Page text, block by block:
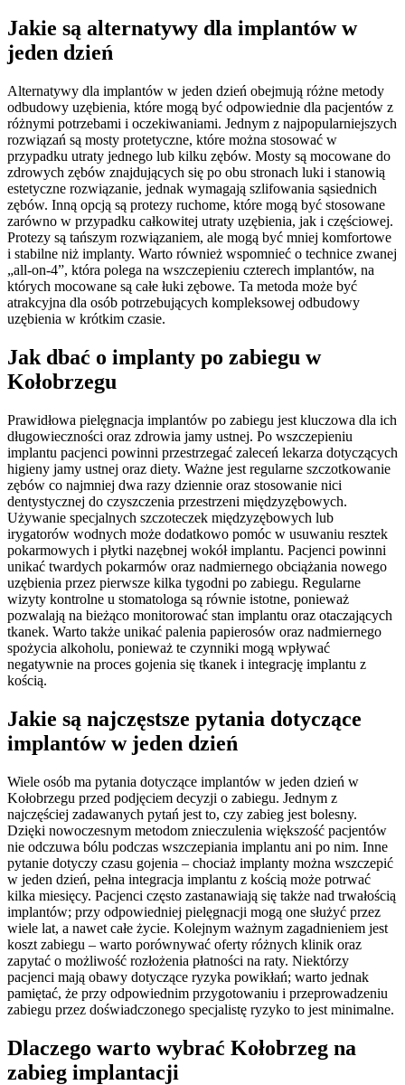
Jakie są alternatywy dla implantów w
jeden dzień
Alternatywy dla implantów w jeden dzień obejmują różne metody
odbudowy uzębienia, które mogą być odpowiednie dla pacjentów z
różnymi potrzebami i oczekiwaniami. Jednym z najpopularniejszych
rozwiązań są mosty protetyczne, które można stosować w
przypadku utraty jednego lub kilku zębów. Mosty są mocowane do
zdrowych zębów znajdujących się po obu stronach luki i stanowią
estetyczne rozwiązanie, jednak wymagają szlifowania sąsiednich
zębów. Inną opcją są protezy ruchome, które mogą być stosowane
zarówno w przypadku całkowitej utraty uzębienia, jak i częściowej.
Protezy są tańszym rozwiązaniem, ale mogą być mniej komfortowe
i stabilne niż implanty. Warto również wspomnieć o technice zwanej
„all-on-4”, która polega na wszczepieniu czterech implantów, na
których mocowane są całe łuki zębowe. Ta metoda może być
atrakcyjna dla osób potrzebujących kompleksowej odbudowy
uzębienia w krótkim czasie.
Jak dbać o implanty po zabiegu w
Kołobrzegu
Prawidłowa pielęgnacja implantów po zabiegu jest kluczowa dla ich
długowieczności oraz zdrowia jamy ustnej. Po wszczepieniu
implantu pacjenci powinni przestrzegać zaleceń lekarza dotyczących
higieny jamy ustnej oraz diety. Ważne jest regularne szczotkowanie
zębów co najmniej dwa razy dziennie oraz stosowanie nici
dentystycznej do czyszczenia przestrzeni międzyzębowych.
Używanie specjalnych szczoteczek międzyzębowych lub
irygatorów wodnych może dodatkowo pomóc w usuwaniu resztek
pokarmowych i płytki nazębnej wokół implantu. Pacjenci powinni
unikać twardych pokarmów oraz nadmiernego obciążania nowego
uzębienia przez pierwsze kilka tygodni po zabiegu. Regularne
wizyty kontrolne u stomatologa są równie istotne, ponieważ
pozwalają na bieżąco monitorować stan implantu oraz otaczających
tkanek. Warto także unikać palenia papierosów oraz nadmiernego
spożycia alkoholu, ponieważ te czynniki mogą wpływać
negatywnie na proces gojenia się tkanek i integrację implantu z
kością.
Jakie są najczęstsze pytania dotyczące
implantów w jeden dzień
Wiele osób ma pytania dotyczące implantów w jeden dzień w
Kołobrzegu przed podjęciem decyzji o zabiegu. Jednym z
najczęściej zadawanych pytań jest to, czy zabieg jest bolesny.
Dzięki nowoczesnym metodom znieczulenia większość pacjentów
nie odczuwa bólu podczas wszczepiania implantu ani po nim. Inne
pytanie dotyczy czasu gojenia – chociaż implanty można wszczepić
w jeden dzień, pełna integracja implantu z kością może potrwać
kilka miesięcy. Pacjenci często zastanawiają się także nad trwałością
implantów; przy odpowiedniej pielęgnacji mogą one służyć przez
wiele lat, a nawet całe życie. Kolejnym ważnym zagadnieniem jest
koszt zabiegu – warto porównywać oferty różnych klinik oraz
zapytać o możliwość rozłożenia płatności na raty. Niektórzy
pacjenci mają obawy dotyczące ryzyka powikłań; warto jednak
pamiętać, że przy odpowiednim przygotowaniu i przeprowadzeniu
zabiegu przez doświadczonego specjalistę ryzyko to jest minimalne.
Dlaczego warto wybrać Kołobrzeg na
zabieg implantacji